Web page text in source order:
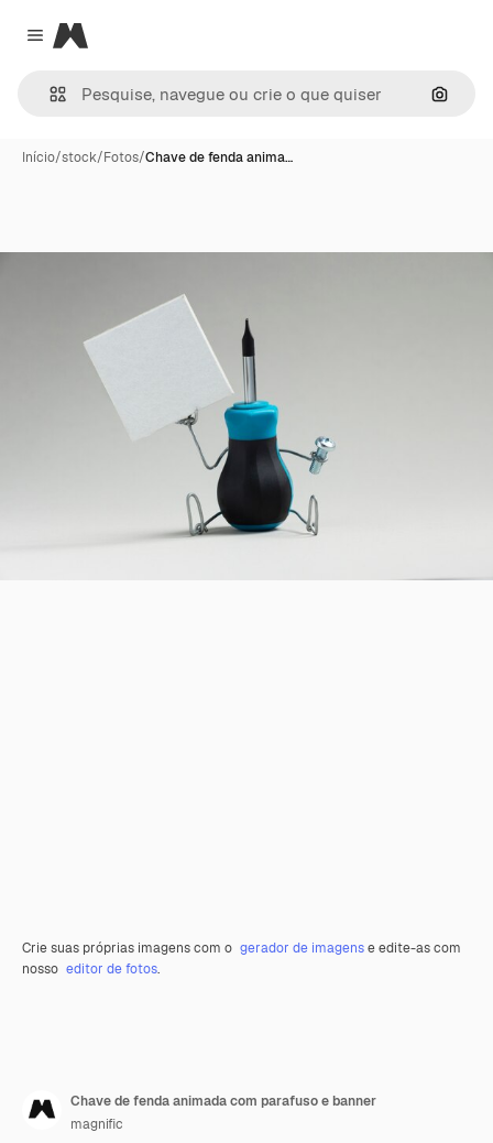
Close menu
Magnific
Início/stock/Fotos/Chave de fenda anima…
Crie suas próprias imagens com o gerador de imagense edite-as com
nosso editor de fotos.
Chave de fenda animada com parafuso e banner
magnific